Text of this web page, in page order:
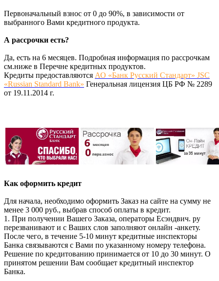
Первоначальный взнос от 0 до 90%, в зависимости от
выбранного Вами кредитного продукта.
А рассрочки есть?
Да, есть на 6 месяцев. Подробная информация по рассрочкам
см.ниже в Перечне кредитных продуктов.
Кредиты предоставляются АО «Банк Русский Стандарт» JSC
«Russian Standard Bank» Генеральная лицензия ЦБ РФ № 2289
от 19.11.2014 г.
Как оформить кредит
Для начала, необходимо оформить Заказ на сайте на сумму не
менее 3 000 руб., выбрав способ оплаты в кредит.
1. При получении Вашего Заказа, операторы Есэндвич. ру
перезванивают и с Ваших слов заполняют онлайн -анкету.
После чего, в течение 5-10 минут кредитные инспекторы
Банка связываются с Вами по указанному номеру телефона.
Решение по кредитованию принимается от 10 до 30 минут. О
принятом решении Вам сообщает кредитный инспектор
Банка.